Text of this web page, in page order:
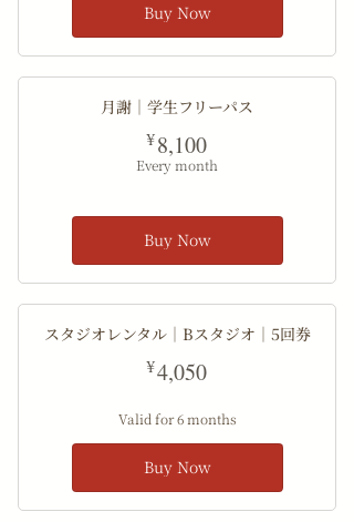
Buy Now
月謝｜学生フリーパス
¥8,100
Every month
Buy Now
スタジオレンタル｜Bスタジオ｜5回券
¥4,050
Valid for 6 months
Buy Now